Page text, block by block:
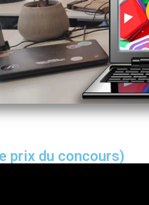
prix du concours)